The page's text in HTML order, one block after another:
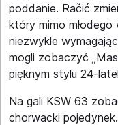
poddanie. Račić
który mimo
niezwykle
mogli zobaczyć
pięknym stylu 24-
Na gali KSW 63
chorwacki